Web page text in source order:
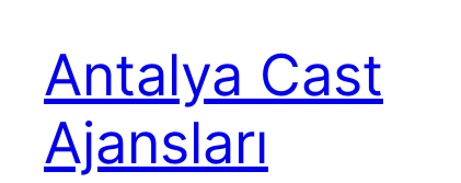
Antalya Cast
Ajansları